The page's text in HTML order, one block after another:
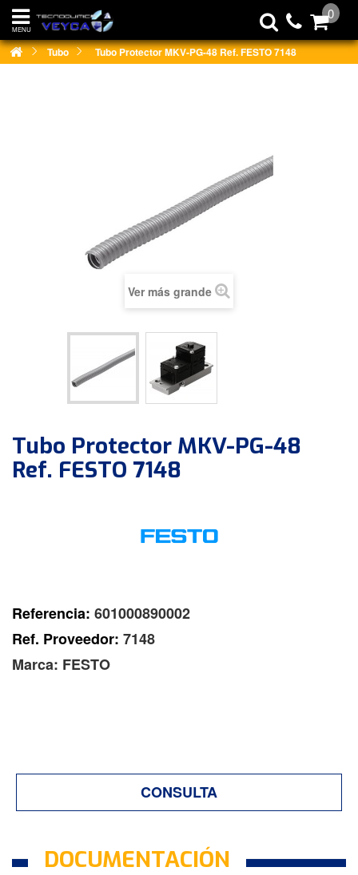
Tubo Tubo Protector MKV-PG-48 Ref. FESTO 7148
Ver más grande
Tubo Protector MKV-PG-48
Ref. FESTO 7148
Referencia: 601000890002
Ref. Proveedor: 7148
Marca: FESTO
CONSULTA
DOCUMENTACIÓN
MENU
0